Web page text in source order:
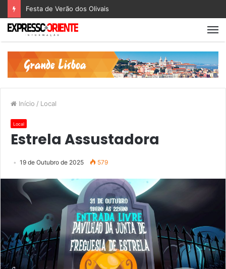
Festa de Verão dos Olivais
Início / Local
Local
Estrela Assustadora
19 de Outubro de 2025 579